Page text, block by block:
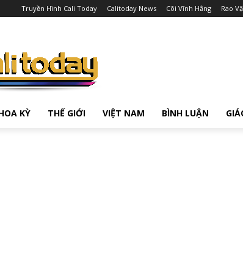
Truyền Hình Cali Today Calitoday News Cõi Vĩnh Hằng Rao
KỲ THẾ GIỚI VIỆT NAM BÌNH LUẬN